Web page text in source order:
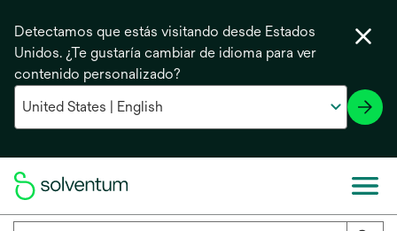
Detectamos que estás visitando desde Estados
Unidos. ¿Te gustaría cambiar de idioma para ver
contenido personalizado?